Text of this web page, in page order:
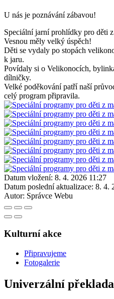
U nás je poznávání zábavou!
Speciální jarní prohlídky pro děti
Vesnou měly velký úspěch!
Děti se vydaly po stopách
k jaru.
Povídaly si o Velikonocích,
dílničky.
Velké poděkování patří naší
celý program připravila.
Datum vložení: 8. 4. 2026 11:27
Datum poslední aktualizace: 8. 4.
Autor: Správce Webu
Kulturní akce
Připravujeme
Fotogalerie
Univerzální